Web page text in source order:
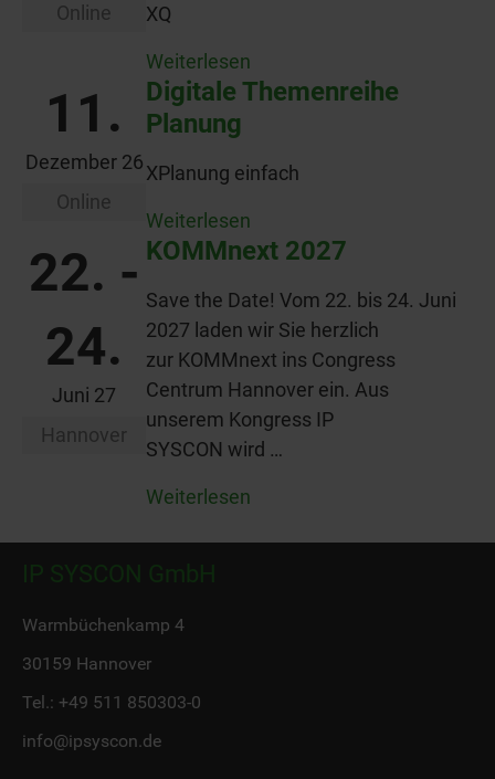
Online
XQ
Weiterlesen
11.
Dezember 26
Online
Digitale Themenreihe
Planung
XPlanung einfach
Weiterlesen
22. -
24.
Juni 27
Hannover
KOMMnext 2027
Save the Date! Vom 22. bis 24. Juni
2027 laden wir Sie herzlich
zur KOMMnext ins Congress
Centrum Hannover ein. Aus
unserem Kongress IP
SYSCON wird …
Weiterlesen
IP SYSCON GmbH
Warmbüchenkamp 4
30159 Hannover
Tel.: +49 511 850303-0
info@ipsyscon.de